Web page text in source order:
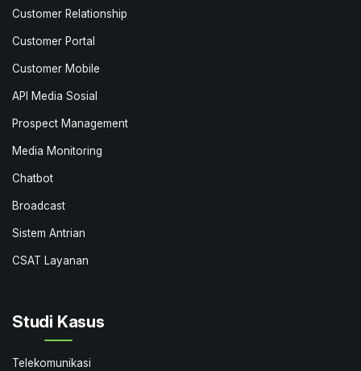
Customer Relationship
Customer Portal
Customer Mobile
API Media Sosial
Prospect Management
Media Monitoring
Chatbot
Broadcast
Sistem Antrian
CSAT Layanan
Studi Kasus
Telekomunikasi